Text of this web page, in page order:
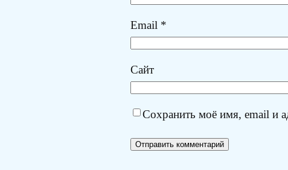
Email *
Сайт
Сохранить моё имя, email и